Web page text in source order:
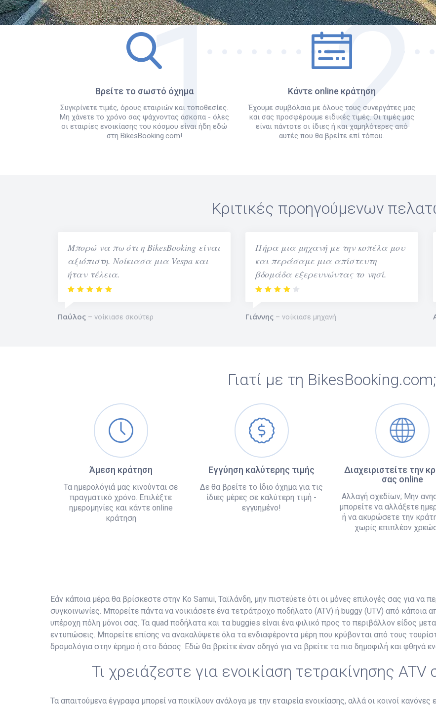
Πώς λειτουργεί
Βρείτε το σωστό όχημα
Συγκρίνετε τιμές, όρους εταιριών και τοποθεσίες.
Μη χάνετε το χρόνο σας ψάχνοντας άσκοπα - όλες
οι εταιρίες ενοικίασης του κόσμου είναι ήδη εδώ
στη BikesBooking.com!
Κάντε online κράτηση
Έχουμε συμβόλαια με όλους τους συνεργάτες μας
και σας προσφέρουμε ειδικές τιμές. Οι τιμές μας
είναι πάντοτε οι ίδιες ή και χαμηλότερες από
αυτές που θα βρείτε επί τόπου.
Κριτικές προηγούμενων
Μπορώ να πω ότι η BikesBooking είναι
αξιόπιστη. Νοίκιασα μια Vespa και
ήταν τέλεια.
Παύλος νοίκιασε σκούτερ
Πήρα μια μηχανή με την κοπέλα μου
και περάσαμε μια απίστευτη
βδομάδα εξερευνώντας το νησί.
Γιάννης νοίκιασε μηχανή
Γιατί με τη BikesBooking.com;
Άμεση κράτηση
Τα ημερολόγιά μας κινούνται σε
πραγματικό χρόνο. Επιλέξτε
ημερομηνίες και κάντε online
κράτηση
Εγγύηση καλύτερης τιμής
Δε θα βρείτε το ίδιο όχημα για τις
ίδιες μέρες σε καλύτερη τιμή -
εγγυημένο!
Διαχειριστείτε την
σας online
Αλλαγή σχεδίων; Μην
μπορείτε να αλλάξετε
ή να ακυρώσετε την
χωρίς επιπλέον
Εάν κάποια μέρα θα βρίσκεστε στην Ko Samui, Ταϊλάνδη, μην πιστεύετε ότι οι μόνες επιλογές σας για να
συγκοινωνίες. Μπορείτε πάντα να νοικιάσετε ένα τετράτροχο ποδήλατο (ATV) ή buggy (UTV) από κάποια
υπέροχη πόλη μόνοι σας. Τα quad ποδήλατα και τα buggies είναι ένα φιλικό προς το περιβάλλον είδος
εντυπώσεις. Μπορείτε επίσης να ανακαλύψετε όλα τα ενδιαφέροντα μέρη που κρύβονται από τους
δρομολόγια στην έρημο ή στο δάσος. Εδώ θα βρείτε έναν οδηγό για να βρείτε τα πιο δημοφιλή και φθηνά
Τι χρειάζεστε για ενοικίαση τετρακίνησης
Τα απαιτούμενα έγγραφα μπορεί να ποικίλουν ανάλογα με την εταιρεία ενοικίασης, αλλά οι κοινοί κανόνες